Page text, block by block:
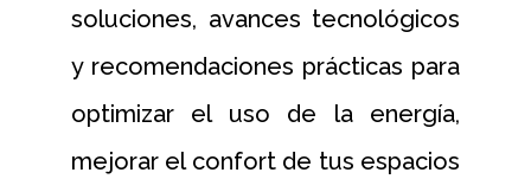
soluciones, avances tecnológicos
y recomendaciones prácticas para
optimizar el uso de la energía,
mejorar el confort de tus espacios